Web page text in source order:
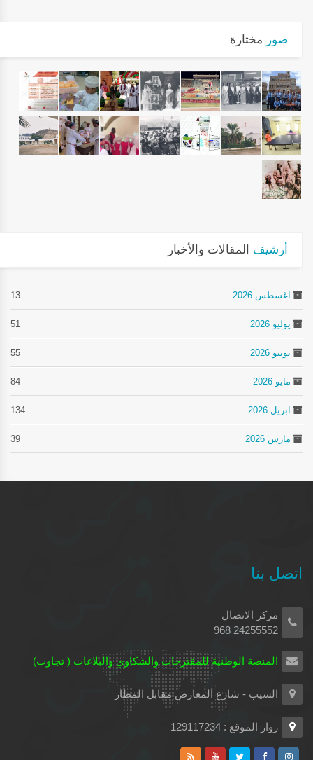
صور مختارة
أرشيف المقالات والأخبار
اغسطس 2026 13
يوليو 2026 51
يونيو 2026 55
مايو 2026 84
ابريل 2026 134
مارس 2026 39
اتصل بنا
مركز الاتصال
24255552 968
المنصة الوطنية للمقترحات والشكاوي والبلاغات ( تجاوب)
السيب - شارع المعارض مقابل المطار
زوار الموقع : 129117234